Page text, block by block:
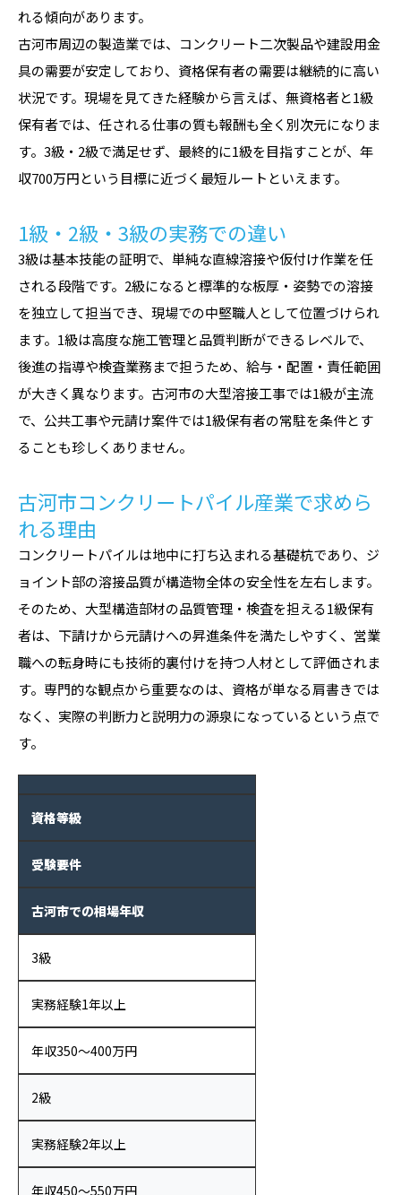
れる傾向があります。
古河市周辺の製造業では、コンクリート二次製品や建設用金
具の需要が安定しており、資格保有者の需要は継続的に高い
状況です。現場を見てきた経験から言えば、無資格者と1級
保有者では、任される仕事の質も報酬も全く別次元になりま
す。3級・2級で満足せず、最終的に1級を目指すことが、年
収700万円という目標に近づく最短ルートといえます。
1級・2級・3級の実務での違い
3級は基本技能の証明で、単純な直線溶接や仮付け作業を任
される段階です。2級になると標準的な板厚・姿勢での溶接
を独立して担当でき、現場での中堅職人として位置づけられ
ます。1級は高度な施工管理と品質判断ができるレベルで、
後進の指導や検査業務まで担うため、給与・配置・責任範囲
が大きく異なります。古河市の大型溶接工事では1級が主流
で、公共工事や元請け案件では1級保有者の常駐を条件とす
ることも珍しくありません。
古河市コンクリートパイル産業で求めら
れる理由
コンクリートパイルは地中に打ち込まれる基礎杭であり、ジ
ョイント部の溶接品質が構造物全体の安全性を左右します。
そのため、大型構造部材の品質管理・検査を担える1級保有
者は、下請けから元請けへの昇進条件を満たしやすく、営業
職への転身時にも技術的裏付けを持つ人材として評価されま
す。専門的な観点から重要なのは、資格が単なる肩書きでは
なく、実際の判断力と説明力の源泉になっているという点で
す。
資格等級
受験要件
古河市での相場年収
3級
実務経験1年以上
年収350〜400万円
2級
実務経験2年以上
年収450〜550万円